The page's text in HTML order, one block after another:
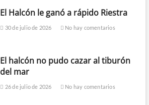
El Halcón le ganó a rápido Riestra
30 de julio de 2026 No hay comentarios
El halcón no pudo cazar al tiburón
del mar
26 de julio de 2026 No hay comentarios